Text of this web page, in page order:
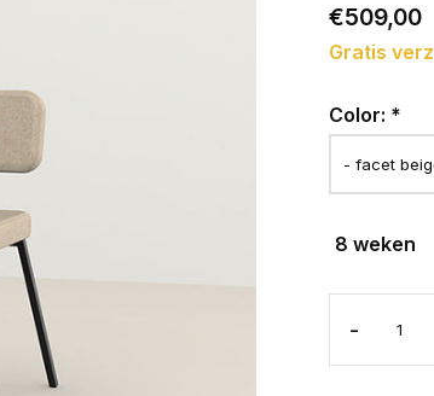
€509,00
Gratis
Color: *
8 weken
-